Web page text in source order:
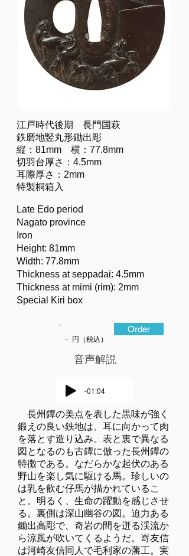
江戸時代後期 長門国萩
鉄磨地竪丸形鋤出彫
縦：81mm 横：77.8mm
切羽台厚さ：4.5mm
耳際厚さ：2mm
特製桐箱入
Late Edo period
Nagato province
Iron
Height: 81mm
Width: 77.8mm
Thickness at seppadai: 4.5mm
Thickness at mimi (rim): 2mm
Special Kiri box
-
- 円（税込）
Order
​音声解説
-01:04
長州鐔の美点を表した黒味が強く
鍛えの良い鉄地は、耳に向かって肉
を落とす造り込み。表と裏で異なる
図となるのも古鐔に倣った長州鐔の
特徴である。なだらかな起伏のある
野山を楽し気に駆ける馬。珍しいの
は乳を飲む仔馬が描かれているこ
と。明るく、生命の躍動を感じさせ
る。裏側は深山幽谷の図。迫力ある
鋤出高彫で、奇岩の間を迸る渓流か
ら涼風が吹いてくるようだ。嵜友信
は河崎友信同人で毛利家の藩工。実